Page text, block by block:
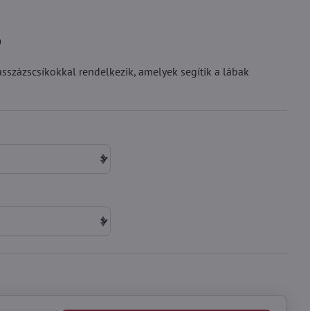
rendelkezik, amelyek segítik a lábak